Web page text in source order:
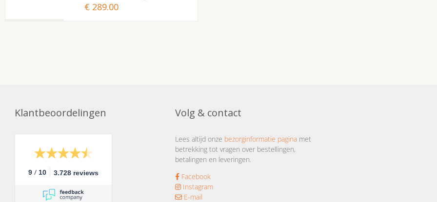
€ 289.00
Klantbeoordelingen
9 / 10 3.728 reviews
Volg & contact
Lees altijd onze bezorginformatie paginamet
betrekking tot vragen over bestellingen,
betalingen en leveringen.
Facebook
Instagram
E-mail